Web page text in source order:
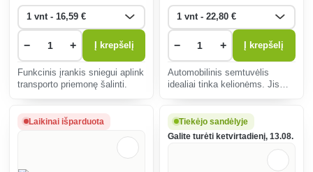
− + Į krepšelį
Funkcinis įrankis sniegui aplink
transporto priemonę šalinti.
− + Į krepšelį
Automobilinis semtuvėlis
idealiai tinka kelionėms. Jis
Laikinai išparduota
Tiekėjo sandėlyje
Galite turėti ketvirtadienį, 13.08.